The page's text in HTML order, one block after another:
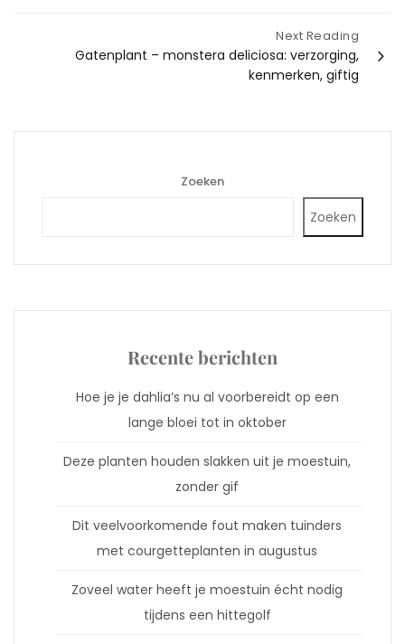
Next Reading
Gatenplant – monstera deliciosa: verzorging,
kenmerken, giftig
Zoeken
Zoeken
Recente berichten
Hoe je je dahlia’s nu al voorbereidt op een
lange bloei tot in oktober
Deze planten houden slakken uit je moestuin,
zonder gif
Dit veelvoorkomende fout maken tuinders
met courgetteplanten in augustus
Zoveel water heeft je moestuin écht nodig
tijdens een hittegolf